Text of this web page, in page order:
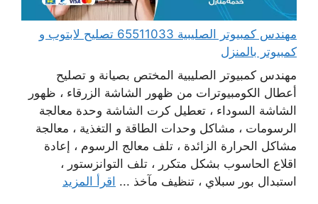
مهندس كمبيوتر الصليبية 65511033 تصليح لابتوب و
كمبيوتر بالمنزل
مهندس كمبيوتر الصليبية المختص بصيانة و تصليح
أعطال الكومبيوترات من ظهور الشاشة الزرقاء ، ظهور
الشاشة السوداء ، تعطيل كرت الشاشة وحدة معالجة
الرسومات ، مشاكل وحدات الطاقة و التغذية ، معالجة
مشاكل الحرارة الزائدة ، تلف معالج الرسوم ، إعادة
اقلاع الحاسوب بشكل متكرر ، تلف التوانزستور ،
استبدال بور سبلاي ، تنظيف مآخذ ... اقرأ المزيد